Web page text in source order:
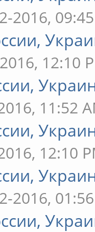
2016,
12:10
11:52
12:10
2016,